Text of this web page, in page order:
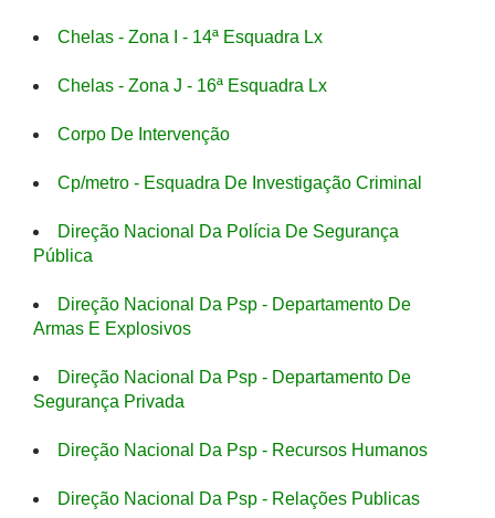
Chelas - Zona I - 14ª Esquadra Lx
Chelas - Zona J - 16ª Esquadra Lx
Corpo De Intervenção
Cp/metro - Esquadra De Investigação Criminal
Direção Nacional Da Polícia De Segurança
Pública
Direção Nacional Da Psp - Departamento De
Armas E Explosivos
Direção Nacional Da Psp - Departamento De
Segurança Privada
Direção Nacional Da Psp - Recursos Humanos
Direção Nacional Da Psp - Relações Publicas